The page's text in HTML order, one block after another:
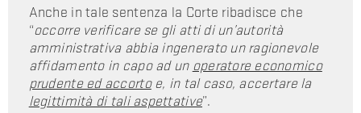
Anche in tale sentenza la Corte ribadisce che
“occorre verificare se gli atti di un’autorità
amministrativa abbia ingenerato un ragionevole
affidamento in capo ad un operatore economico
prudente ed accortoe, in tal caso, accertare la
legittimità di tali aspettative”.